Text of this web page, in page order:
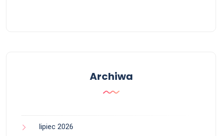
Archiwa
lipiec 2026